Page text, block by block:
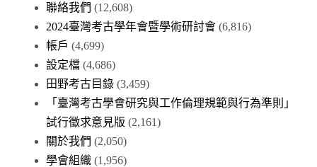
聯絡我們 (12,608)
2024臺灣考古學年會暨學術研討會 (6,816)
帳戶 (4,699)
設定檔 (4,686)
田野考古目錄 (3,459)
「臺灣考古學會研究與工作倫理規範與行為準則」
試行徵求意見版 (2,161)
關於我們 (2,050)
學會組織 (1,956)